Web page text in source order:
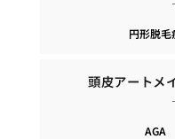
円形脱毛
頭皮アートメ
AGA